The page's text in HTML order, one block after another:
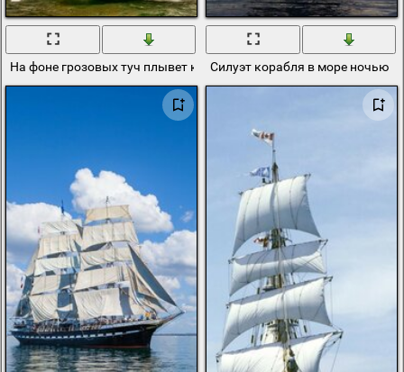
На фоне грозовых туч плывет корабльСилуэт корабля в море ночью